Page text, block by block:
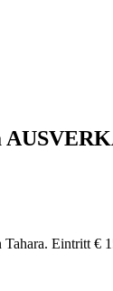
Eintritt €